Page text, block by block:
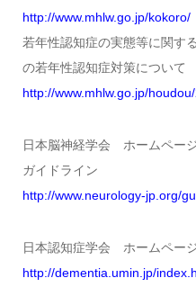
http://www.mhlw.go.jp/kokoro/
若年性認知症の実態等に関す
の若年性認知症対策について
http://www.mhlw.go.jp/
日本脳神経学会 ホームペー
ガイドライン
http://www.neurology-jp.org/
日本認知症学会 ホームペー
http://dementia.umin.jp/